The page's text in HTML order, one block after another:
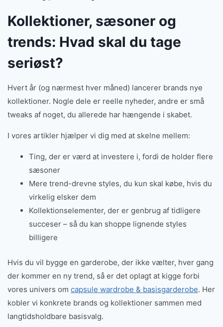
Kollektioner, sæsoner og
trends: Hvad skal du tage
seriøst?
Hvert år (og nærmest hver måned) lancerer brands nye
kollektioner. Nogle dele er reelle nyheder, andre er små
tweaks af noget, du allerede har hængende i skabet.
I vores artikler hjælper vi dig med at skelne mellem:
Ting, der er værd at investere i, fordi de holder flere
sæsoner
Mere trend-drevne styles, du kun skal købe, hvis du
virkelig elsker dem
Kollektionselementer, der er genbrug af tidligere
succeser – så du kan shoppe lignende styles
billigere
Hvis du vil bygge en garderobe, der ikke vælter, hver gang
der kommer en ny trend, så er det oplagt at kigge forbi
vores univers om capsule wardrobe & basisgarderobe. Her
kobler vi konkrete brands og kollektioner sammen med
langtidsholdbare basisvalg.